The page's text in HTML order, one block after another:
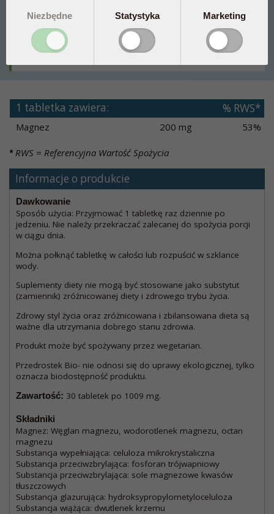
35,94 zł Dodaj
90 tabl. 84,03 zł Dodaj
1 tabletka zawiera: % RWS*
Magnez 200 mg 53%
*RWS = Referencyjna Wartość Spożycia
Informacje o produkcie
Dawkowanie
Sposób użycia: Przyjmować 1 tabletkę raz dziennie po
jedzeniu. Nie należy przekraczać zalecanej do spożycia porcji
w ciągu dnia.
Można połknąć tabletkę w całości lub rozpuścić w szklance
wody.
Suplementy diety nie mogą być stosowane jako substytut
(zamiennik) zróżnicowanej diety i zdrowego trybu życia.
Zdrowy styl życia oraz zróżnicowana i zbilansowana dieta są
ważne dla utrzymania dobrego stanu zdrowia.
Produkt może być spożywany przez wegetarian.
Przedrostek Bio- nie odnosi się do uprawy ekologicznej, tylko
oznacza biodostępność produktu.
Zawartość: 30 tabletek po 1009 mg.
Składniki
Magnez: Węglan magnezu, wodorotlenek magnezu, octan
magnezu
Substancja wypełniająca: celuloza mikrokrystaliczna
Substancja przeciwzbrylająca: fosforan trójwapniowy
Substancja przeciwzbrylająca: sole magnezowe kwasów
tłuszczowych
Substancja glazurująca: hydroksypropylometyloceluloza
Substancja wiążąca: dwutlenek krzemu
Niezbędne Statystyka Marketing